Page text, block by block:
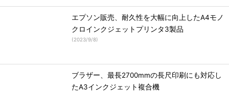
エプソン販売、耐久性を大幅に向上したA4モノ
クロインクジェットプリンタ3製品
(2023/9/8)
ブラザー、最長2700mmの長尺印刷にも対応し
たA3インクジェット複合機